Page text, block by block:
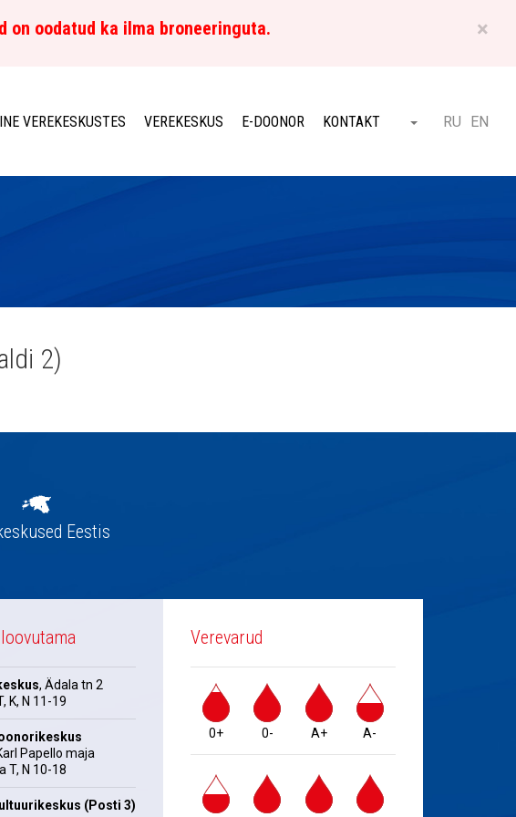
×
on oodatud ka ilma broneeringuta.
VEREKESKUSTES VEREKESKUS E-DOONOR KONTAKT Otsi ET
RU EN
2)
Eestis
, Ädala tn 2
K, N 11-19
Papello maja
T, N 10-18
(Posti 3)
Verevarud
0+ 0- A+ A-